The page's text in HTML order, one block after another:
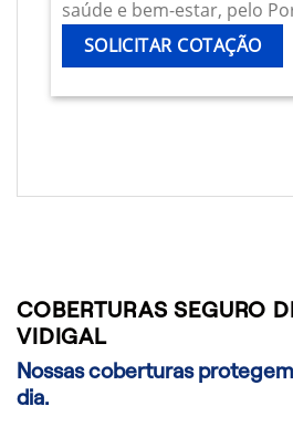
saúde e bem-estar, pelo
SOLICITAR COTAÇÃO
COBERTURAS SEGURO
VIDIGAL
Nossas coberturas
dia.